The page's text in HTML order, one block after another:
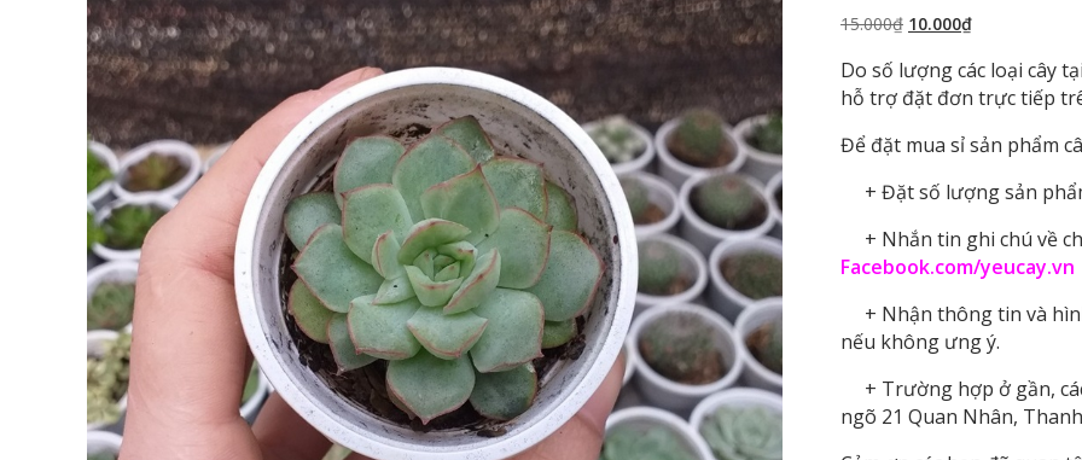
15.000₫ Giá
là:
15.000₫.
10.000₫Giá
tại
là:
Do số lượng các loại cây
hỗ trợ đặt đơn trực tiếp
Để đặt mua sỉ sản phẩm
+ Đặt số lượng sản
+ Nhắn tin ghi chú về
Facebook.com/yeucay.vn
+ Nhận thông tin và
nếu không ưng ý.
+ Trường hợp ở gần,
ngõ 21 Quan Nhân,